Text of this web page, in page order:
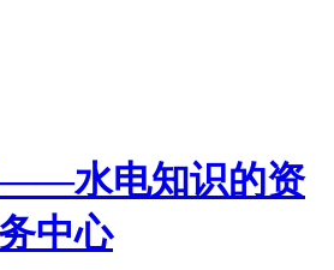
水电知识的资
中心